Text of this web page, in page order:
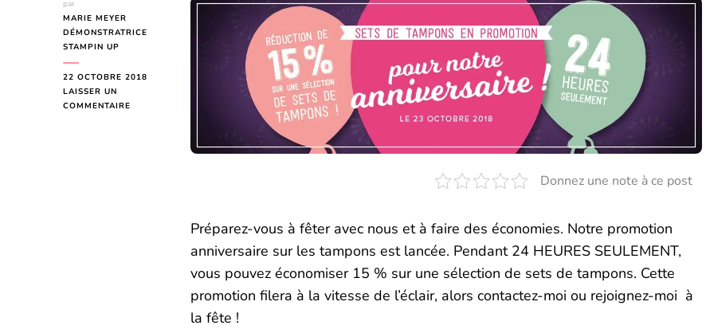
par
MARIE MEYER
DÉMONSTRATRICE
STAMPIN UP
22 OCTOBRE 2018
LAISSER UN
COMMENTAIRE
Donnez une note à ce post
Préparez-vous à fêter avec nous et à faire des économies. Notre promotion
anniversaire sur les tampons est lancée. Pendant 24 HEURES SEULEMENT,
vous pouvez économiser 15 % sur une sélection de sets de tampons. Cette
promotion filera à la vitesse de l’éclair, alors contactez-moi ou rejoignez-moi à
la fête !